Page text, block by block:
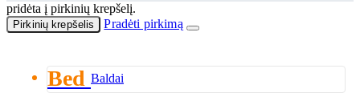
pridėta į pirkinių krepšelį.
Pirkinių krepšelis Pradėti pirkimą
Bed Baldai